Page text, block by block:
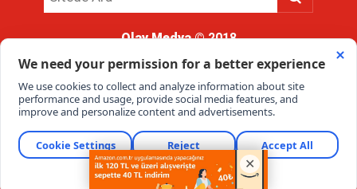
Olay Medya© 2018
kullanımı hukuki yaptırıma tabidir.
Haber Portalı Yazılımı